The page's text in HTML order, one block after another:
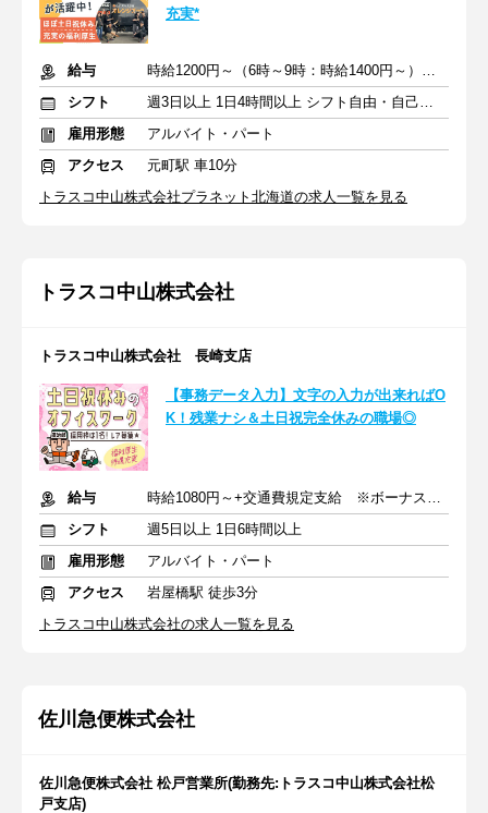
充実*
給与
時給1200円～（6時～9時：時給1400円～）＋交通費全額支給
シフト
週3日以上 1日4時間以上 シフト自由・自己申告
雇用形態
アルバイト・パート
アクセス
元町駅 車10分
トラスコ中山株式会社プラネット北海道の求人一覧を見る
トラスコ中山株式会社
トラスコ中山株式会社 長崎支店
【事務データ入力】文字の入力が出来ればO
K！残業ナシ＆土日祝完全休みの職場◎
給与
時給1080円～+交通費規定支給 ※ボーナス年2回あり
シフト
週5日以上 1日6時間以上
雇用形態
アルバイト・パート
アクセス
岩屋橋駅 徒歩3分
トラスコ中山株式会社の求人一覧を見る
佐川急便株式会社
佐川急便株式会社 松戸営業所(勤務先:トラスコ中山株式会社松
戸支店)